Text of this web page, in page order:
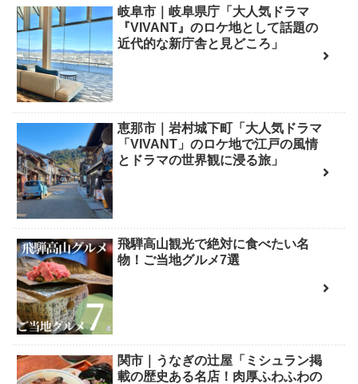
岐阜市｜岐阜県庁「大人気ドラマ
『VIVANT』のロケ地として話題の
近代的な新庁舎と見どころ」
恵那市｜岩村城下町「大人気ドラマ
「VIVANT」のロケ地で江戸の風情
とドラマの世界観に浸る旅」
飛騨高山観光で絶対に食べたい名
物！ご当地グルメ7選
関市｜うなぎの辻屋「ミシュラン掲
載の歴史ある名店！肉厚ふわふわの